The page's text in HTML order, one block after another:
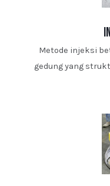
Metode injeksi
gedung yang